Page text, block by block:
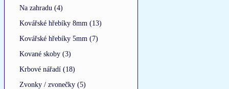
Na zahradu (4)
Kovářské hřebíky 8mm (13)
Kovářské hřebíky 5mm (7)
Kované skoby (3)
Krbové nářadí (18)
Zvonky / zvonečky (5)